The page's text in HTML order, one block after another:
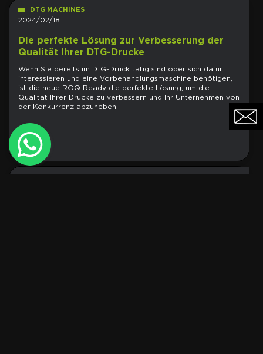
DTG MACHINES
2024/02/18
Die perfekte Lösung zur Verbesserung der
Qualität Ihrer DTG-Drucke
Wenn Sie bereits im DTG-Druck tätig sind oder sich dafür
interessieren und eine Vorbehandlungsmaschine benötigen,
ist die neue ROQ Ready die perfekte Lösung, um die
Qualität Ihrer Drucke zu verbessern und Ihr Unternehmen von
der Konkurrenz abzuheben!